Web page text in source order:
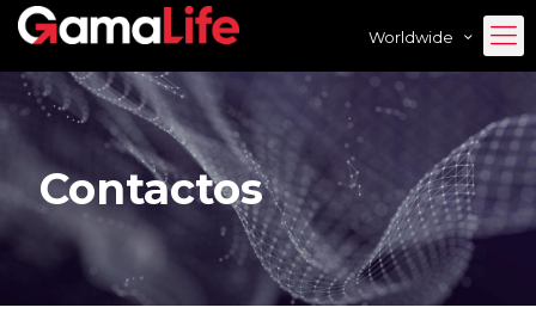
Worldwide
Contactos